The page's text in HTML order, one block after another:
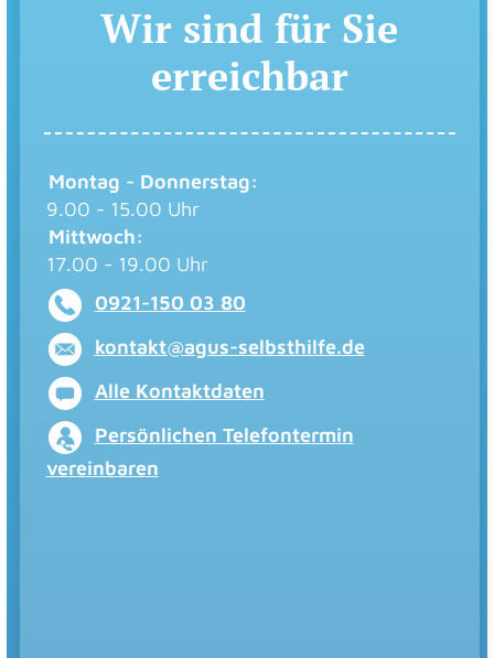
Wir sind für Sie
erreichbar
Montag - Donnerstag:
9.00 - 15.00 Uhr
Mittwoch:
17.00 - 19.00 Uhr
0921-150 03 80
kontakt@agus-selbsthilfe.de
Alle Kontaktdaten
Persönlichen Telefontermin
vereinbaren